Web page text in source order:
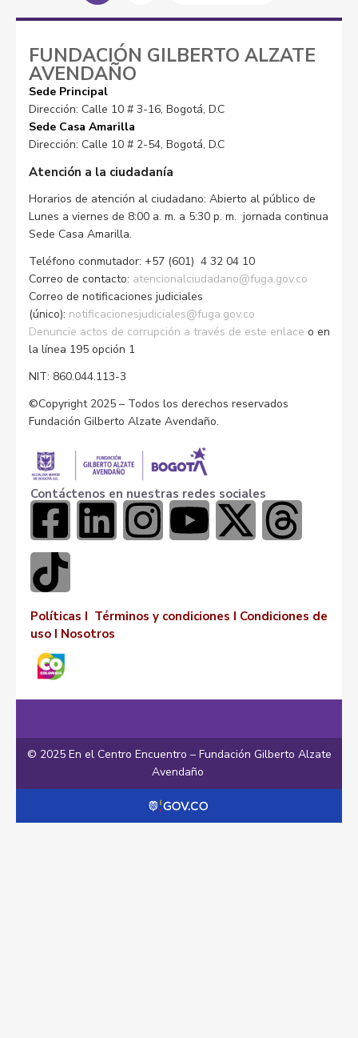
FUNDACIÓN GILBERTO ALZATE
AVENDAÑO
Sede Principal
Dirección: Calle 10 # 3-16, Bogotá, D.C
Sede Casa Amarilla
Dirección: Calle 10 # 2-54, Bogotá, D.C
Atención a la ciudadanía
Horarios de atención al ciudadano: Abierto al público de
Lunes a viernes de 8:00 a. m. a 5:30 p. m. jornada continua
Sede Casa Amarilla.
Teléfono conmutador: +57 (601) 4 32 04 10
Correo de contacto: atencionalciudadano@fuga.gov.co
Correo de notificaciones judiciales
(único): notificacionesjudiciales@fuga.gov.co
Denuncie actos de corrupción a través de este enlace o en
la línea 195 opción 1
NIT: 860.044.113-3
©Copyright 2025 – Todos los derechos reservados
Fundación Gilberto Alzate Avendaño.
Contáctenos en nuestras redes sociales
Políticas I Términos y condiciones I Condiciones de
uso I Nosotros
© 2025 En el Centro Encuentro – Fundación Gilberto Alzate
Avendaño